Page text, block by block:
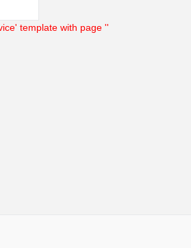
template with page ''